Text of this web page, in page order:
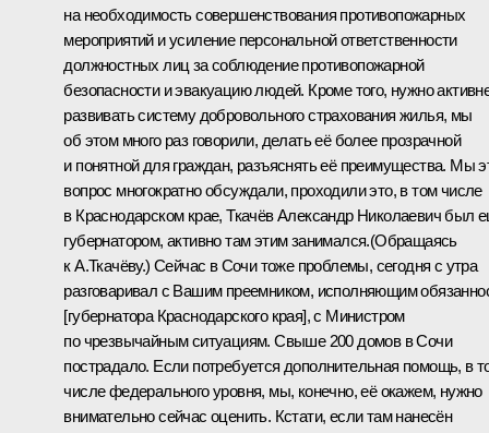
на необходимость совершенствования противопожарных
мероприятий и усиление персональной ответственности
должностных лиц за соблюдение противопожарной
безопасности и эвакуацию людей. Кроме того, нужно
развивать систему добровольного страхования жилья, мы
об этом много раз говорили, делать её более прозрачной
и понятной для граждан, разъяснять её преимущества. Мы
вопрос многократно обсуждали, проходили это, в том числе
в Краснодарском крае, Ткачёв Александр Николаевич был
губернатором, активно там этим занимался.(Обращаясь
к А.Ткачёву.) Сейчас в Сочи тоже проблемы, сегодня с утра
разговаривал с Вашим преемником, исполняющим
[губернатора Краснодарского края], с Министром
по чрезвычайным ситуациям. Свыше 200 домов в Сочи
пострадало. Если потребуется дополнительная помощь, в
числе федерального уровня, мы, конечно, её окажем, нужно
внимательно сейчас оценить. Кстати, если там нанесён